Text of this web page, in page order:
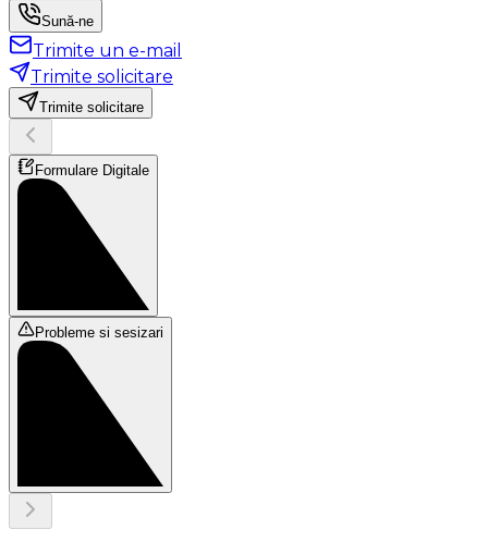
Sună-ne
Trimite un e-mail
Trimite solicitare
Trimite solicitare
Formulare Digitale
Probleme si sesizari